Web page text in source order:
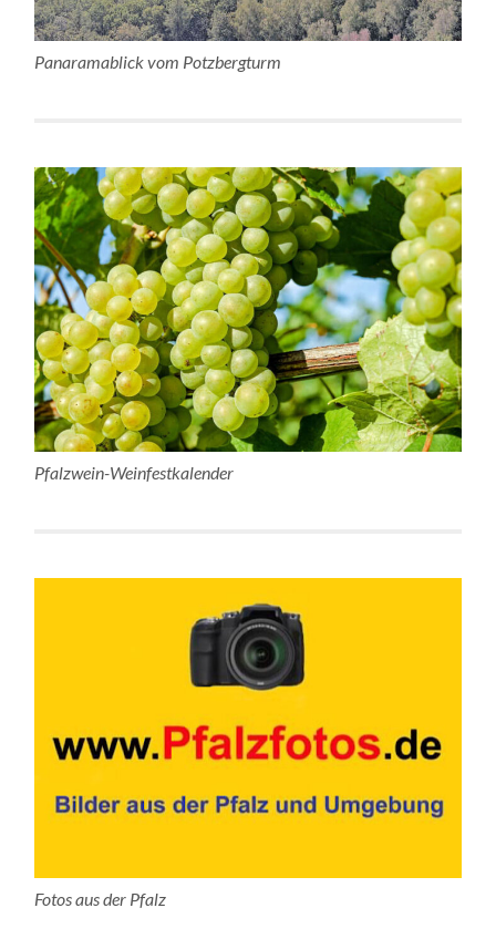
Panaramablick vom Potzbergturm
Pfalzwein-Weinfestkalender
Fotos aus der Pfalz